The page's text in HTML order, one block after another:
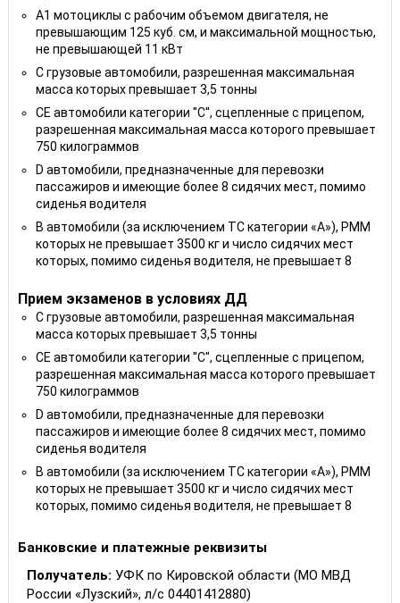
A1 мотоциклы с рабочим объемом двигателя, не
превышающим 125 куб. см, и максимальной мощностью,
не превышающей 11 кВт
C грузовые автомобили, разрешенная максимальная
масса которых превышает 3,5 тонны
CE автомобили категории ''С'', сцепленные с прицепом,
разрешенная максимальная масса которого превышает
750 килограммов
D автомобили, предназначенные для перевозки
пассажиров и имеющие более 8 сидячих мест, помимо
сиденья водителя
B автомобили (за исключением ТС категории «A»), РММ
которых не превышает 3500 кг и число сидячих мест
которых, помимо сиденья водителя, не превышает 8
Прием экзаменов в условиях ДД
C грузовые автомобили, разрешенная максимальная
масса которых превышает 3,5 тонны
CE автомобили категории ''С'', сцепленные с прицепом,
разрешенная максимальная масса которого превышает
750 килограммов
D автомобили, предназначенные для перевозки
пассажиров и имеющие более 8 сидячих мест, помимо
сиденья водителя
B автомобили (за исключением ТС категории «A»), РММ
которых не превышает 3500 кг и число сидячих мест
которых, помимо сиденья водителя, не превышает 8
Банковские и платежные реквизиты
Получатель: УФК по Кировской области (МО МВД
России «Лузский», л/с 04401412880)